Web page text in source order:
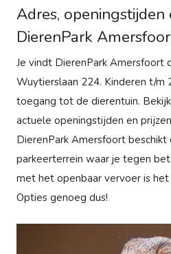
Adres, openingstijden
DierenPark
Je vindt DierenPark Amersfoort
Wuytierslaan 224. Kinderen t/m
toegang tot de dierentuin.
actuele openingstijden en
DierenPark Amersfoort beschikt
parkeerterrein waar je tegen
met het openbaar vervoer is
Opties genoeg dus!